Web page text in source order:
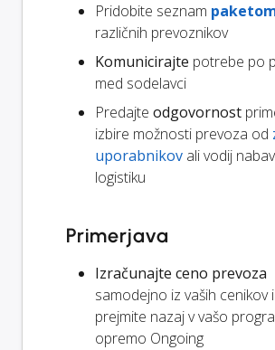
Pridobite seznam
različnih prevoznikov
Komunicirajte potrebe po
med sodelavci
Predajte odgovornost
izbire možnosti prevoza od
uporabnikov ali vodij
logistiku
Primerjava
Izračunajte ceno prevoza
samodejno iz vaših cenikov
prejmite nazaj v vašo
opremo Ongoing